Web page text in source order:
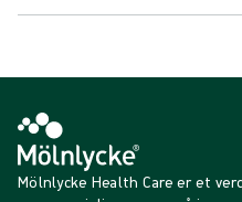
Mölnlycke Health Care er et